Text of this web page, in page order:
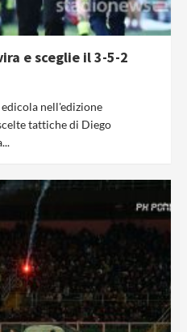
e sceglie il 3-5-2
nell'edizione
tattiche di Diego